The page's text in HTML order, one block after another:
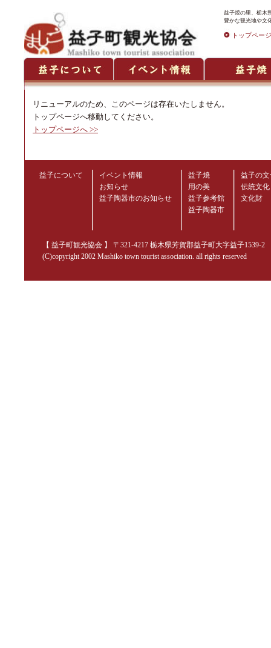
益子焼の里、栃木
豊かな観光地や文
トップページ
リニューアルのため、このページは存在いたしません。
トップページへ移動してください。
トップページへ >>
益子について
イベント情報
お知らせ
益子陶器市のお知らせ
益子焼
用の美
益子参考館
益子陶器市
益子の
伝統文化
文化財
【 益子町観光協会 】 〒321-4217 栃木県芳賀郡益子町大字益子1539-
(C)copyright 2002 Mashiko town tourist association. all rights reserved